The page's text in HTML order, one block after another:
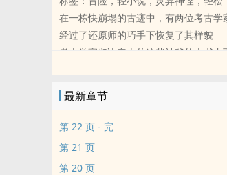
在一栋快崩塌的古迹中，有两位考古
经过了还原师的巧手下恢复了其样貌
考古学家们决定上传这些神秘的古书内
最新章节
第 22 页 - 完
第 21 页
第 20 页